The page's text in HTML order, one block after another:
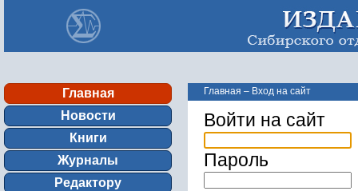
Главная
Новости
Книги
Журналы
Редактору
Главная – Вход на сайт
Войти на сайт
Пароль